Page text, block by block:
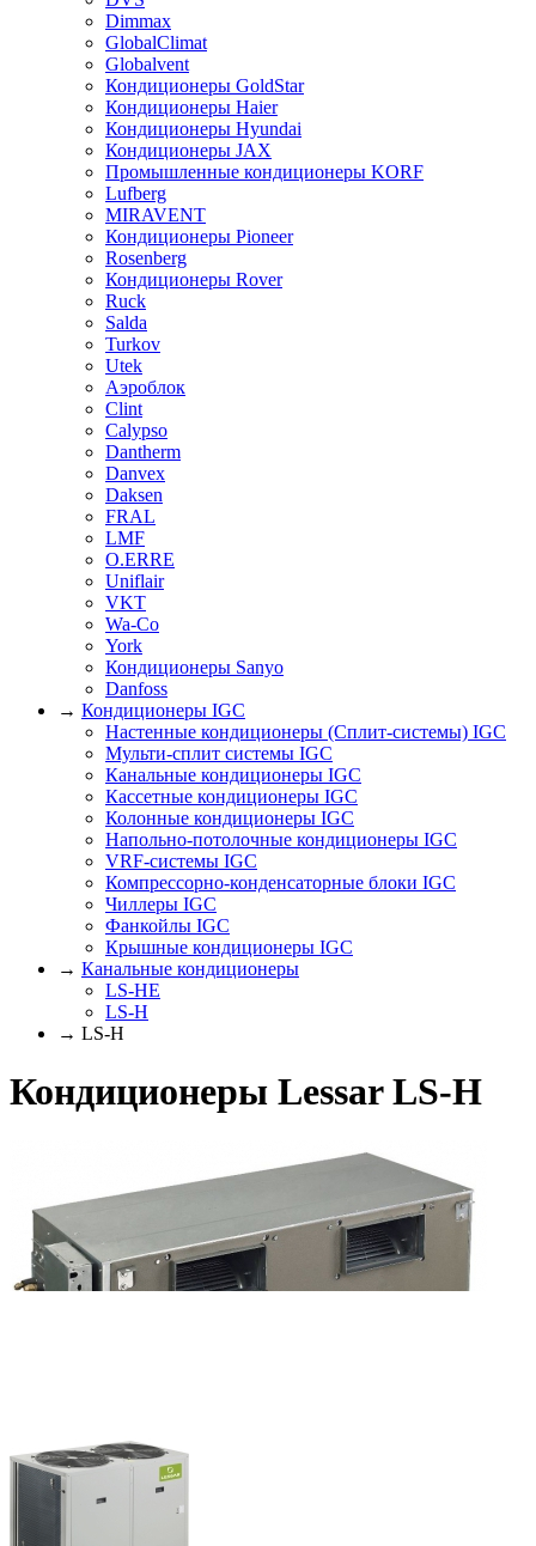
Dimmax
GlobalClimat
Globalvent
Кондиционеры GoldStar
Кондиционеры Haier
Кондиционеры Hyundai
Кондиционеры JAX
Промышленные кондиционеры KORF
Lufberg
MIRAVENT
Кондиционеры Pioneer
Rosenberg
Кондиционеры Rover
Ruck
Salda
Turkov
Utek
Аэроблок
Clint
Calypso
Dantherm
Danvex
Daksen
FRAL
LMF
O.ERRE
Uniflair
VKT
Wa-Co
York
Кондиционеры Sanyo
Danfoss
→ Кондиционеры IGC
Настенные кондиционеры (Сплит-системы) IGC
Мульти-сплит системы IGC
Канальные кондиционеры IGC
Кассетные кондиционеры IGC
Колонные кондиционеры IGC
Напольно-потолочные кондиционеры IGC
VRF-системы IGC
Компрессорно-конденсаторные блоки IGC
Чиллеры IGC
Фанкойлы IGC
Крышные кондиционеры IGC
→ Канальные кондиционеры
LS-HE
LS-H
→ LS-H
Кондиционеры Lessar LS-H